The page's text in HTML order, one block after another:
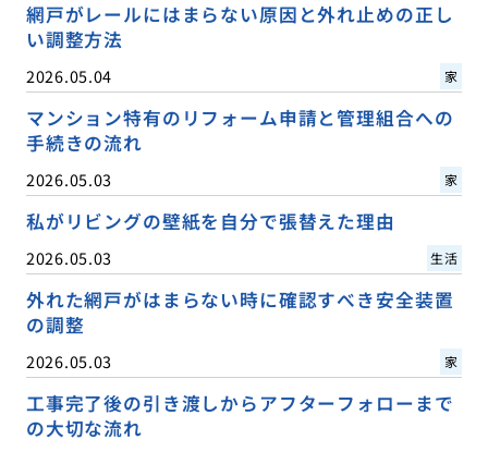
網戸がレールにはまらない原因と外れ止めの正し
い調整方法
2026.05.04 家
マンション特有のリフォーム申請と管理組合への
手続きの流れ
2026.05.03 家
私がリビングの壁紙を自分で張替えた理由
2026.05.03 生活
外れた網戸がはまらない時に確認すべき安全装置
の調整
2026.05.03 家
工事完了後の引き渡しからアフターフォローまで
の大切な流れ